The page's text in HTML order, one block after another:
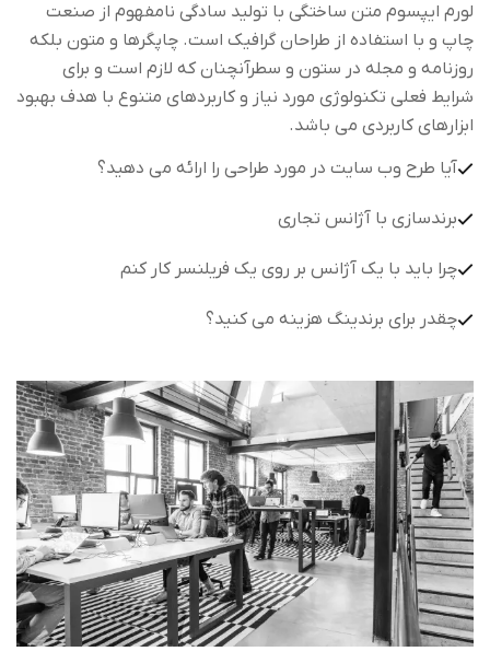
لورم ایپسوم متن ساختگی با تولید سادگی نامفهوم از صنعت
چاپ و با استفاده از طراحان گرافیک است. چاپگرها و متون بلکه
روزنامه و مجله در ستون و سطرآنچنان که لازم است و برای
شرایط فعلی تکنولوژی مورد نیاز و کاربردهای متنوع با هدف بهبود
ابزارهای کاربردی می باشد.
آیا طرح وب سایت در مورد طراحی را ارائه می دهید؟
برندسازی با آژانس تجاری
چرا باید با یک آژانس بر روی یک فریلنسر کار کنم
چقدر برای برندینگ هزینه می کنید؟